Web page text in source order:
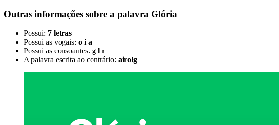
Outras informações sobre a palavra Glória
Possui: 7 letras
Possui as vogais: o i a
Possui as consoantes: g l r
A palavra escrita ao contrário: airolg